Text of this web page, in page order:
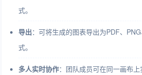
式。
导出：可将生成的图表导出为PDF、PNG
式。
多人实时协作：团队成员可在同一画布